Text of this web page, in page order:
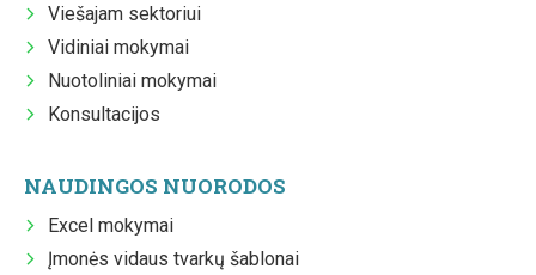
Viešajam sektoriui
Vidiniai mokymai
Nuotoliniai mokymai
Konsultacijos
NAUDINGOS NUORODOS
Excel mokymai
Įmonės vidaus tvarkų šablonai